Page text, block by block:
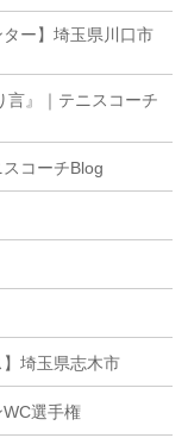
ー】埼玉県川口市
言』｜テニスコーチ
コーチBlog
埼玉県志木市
選手権